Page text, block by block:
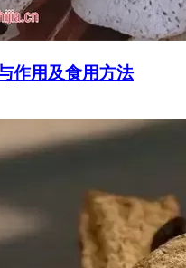
作用及食用方法